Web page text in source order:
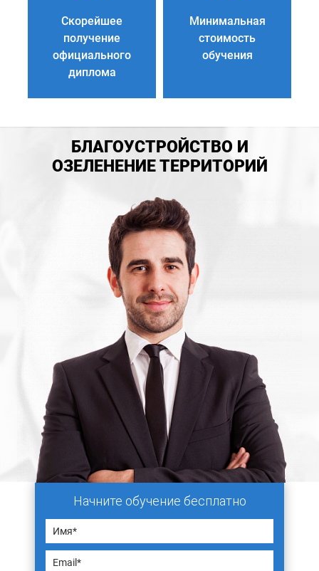
Скорейшее
получение
официального
диплома
Минимальная
стоимость
обучения
БЛАГОУСТРОЙСТВО И
ОЗЕЛЕНЕНИЕ ТЕРРИТОРИЙ
Начните обучение бесплатно